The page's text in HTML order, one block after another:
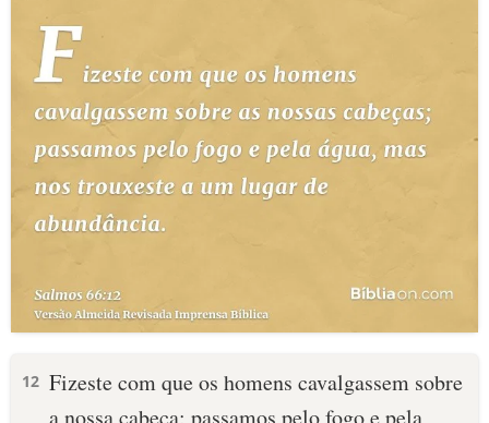
12 Fizeste com que os homens cavalgassem sobre
a nossa cabeça; passamos pelo fogo e pela